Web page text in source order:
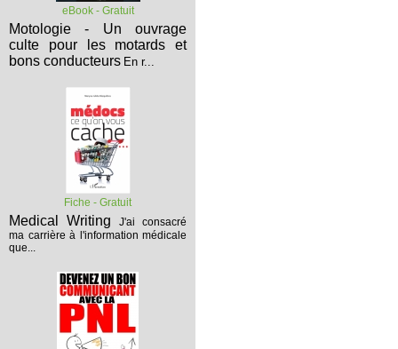
eBook - Gratuit
Motologie - Un ouvrage
culte pour les motards et
bons conducteurs En r...
Fiche - Gratuit
Medical Writing
J'ai consacré
ma carrière à l'information médicale
que...